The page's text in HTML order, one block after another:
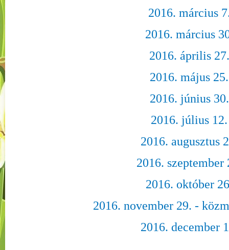
2016. március
2016. március
2016. április 27.
2016. május 25.
2016. június 30.
2016. július 12.
2016. augusztus
2016. szeptember
2016. október
2016. november 29. -
2016. december